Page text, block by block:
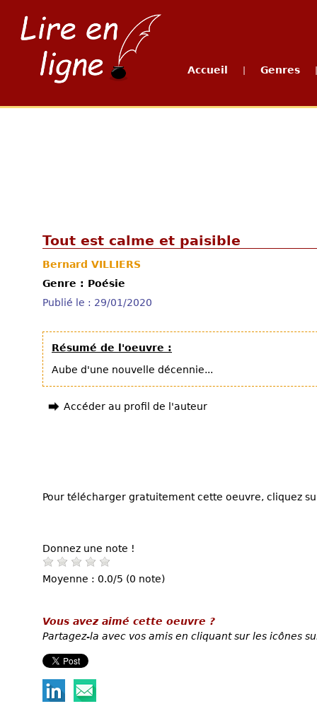
Accueil Genres
Tout est calme et paisible
Bernard VILLIERS
Genre : Poésie
Publié le : 29/01/2020
Résumé de l'oeuvre :
Aube d'une nouvelle décennie...
Accéder au profil de l'auteur
Pour télécharger gratuitement cette oeuvre, cliquez
Donnez une note !
Moyenne : 0.0/5 (0 note)
Vous avez aimé cette oeuvre ?
Partagez-la avec vos amis en cliquant sur les icônes